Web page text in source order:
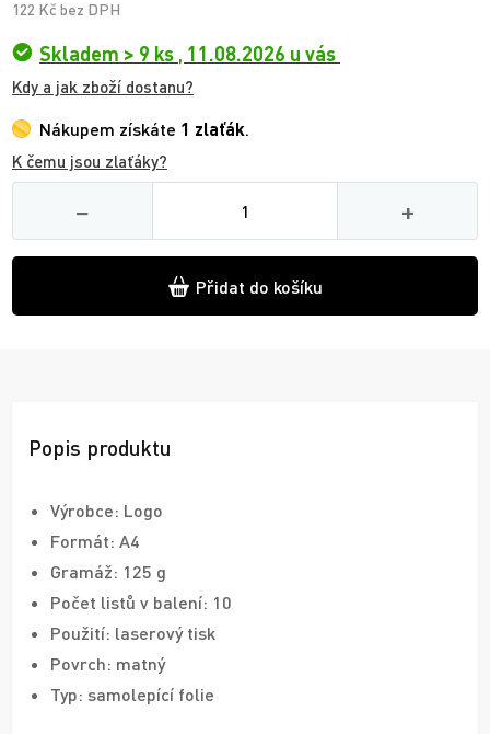
122 Kč bez DPH
Skladem > 9 ks , 11.08.2026 u vás
Kdy a jak zboží dostanu?
Nákupem získáte 1 zlaťák.
K čemu jsou zlaťáky?
−
Množství
+
Přidat do košíku
Popis produktu
Výrobce: Logo
Formát: A4
Gramáž: 125 g
Počet listů v balení: 10
Použití: laserový tisk
Povrch: matný
Typ: samolepící folie